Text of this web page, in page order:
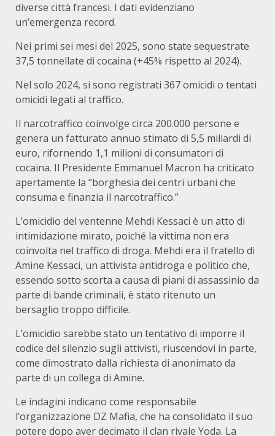
diverse città francesi. I dati evidenziano
un’emergenza record.
Nei primi sei mesi del 2025, sono state sequestrate
37,5 tonnellate di cocaina (+45% rispetto al 2024).
Nel solo 2024, si sono registrati 367 omicidi o tentati
omicidi legati al traffico.
Il narcotraffico coinvolge circa 200.000 persone e
genera un fatturato annuo stimato di 5,5 miliardi di
euro, rifornendo 1,1 milioni di consumatori di
cocaina. Il Presidente Emmanuel Macron ha criticato
apertamente la “borghesia dei centri urbani che
consuma e finanzia il narcotraffico.”
L’omicidio del ventenne Mehdi Kessaci è un atto di
intimidazione mirato, poiché la vittima non era
coinvolta nel traffico di droga. Mehdi era il fratello di
Amine Kessaci, un attivista antidroga e politico che,
essendo sotto scorta a causa di piani di assassinio da
parte di bande criminali, è stato ritenuto un
bersaglio troppo difficile.
L’omicidio sarebbe stato un tentativo di imporre il
codice del silenzio sugli attivisti, riuscendovi in parte,
come dimostrato dalla richiesta di anonimato da
parte di un collega di Amine.
Le indagini indicano come responsabile
l’organizzazione DZ Mafia, che ha consolidato il suo
potere dopo aver decimato il clan rivale Yoda. La